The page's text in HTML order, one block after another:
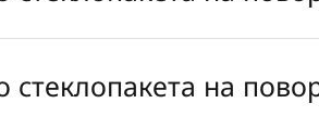
стеклопакета на